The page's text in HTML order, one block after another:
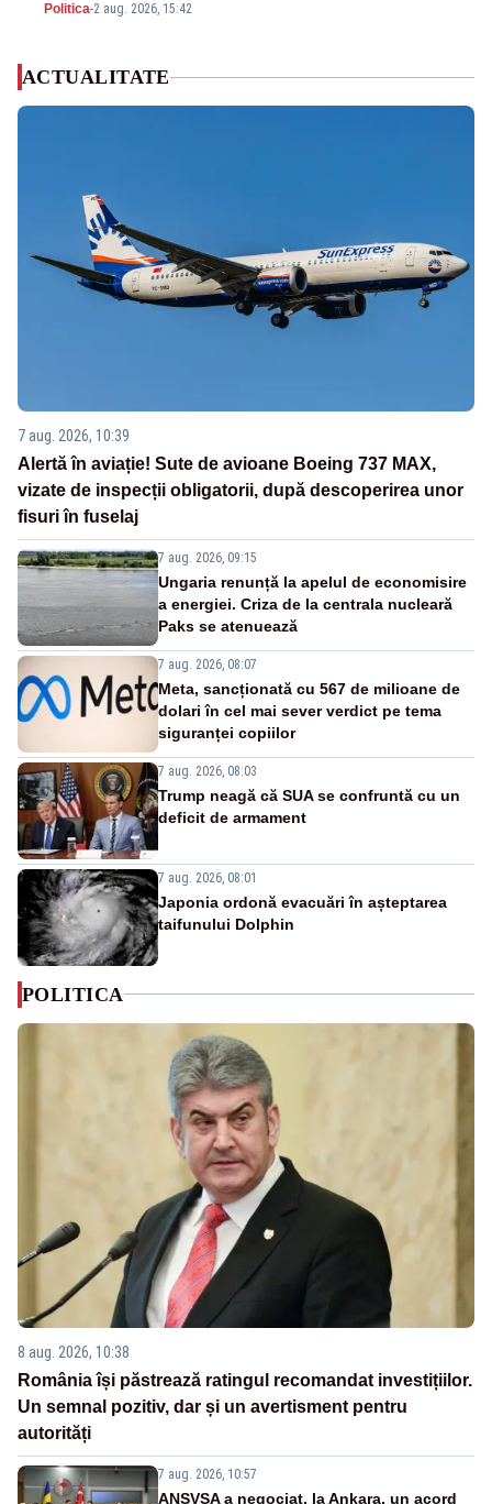
Politica-2 aug. 2026, 15:42
ACTUALITATE
7 aug. 2026, 10:39
Alertă în aviație! Sute de avioane Boeing 737 MAX,
vizate de inspecții obligatorii, după descoperirea unor
fisuri în fuselaj
7 aug. 2026, 09:15
Ungaria renunță la apelul de economisire
a energiei. Criza de la centrala nucleară
Paks se atenuează
7 aug. 2026, 08:07
Meta, sancționată cu 567 de milioane de
dolari în cel mai sever verdict pe tema
siguranței copiilor
7 aug. 2026, 08:03
Trump neagă că SUA se confruntă cu un
deficit de armament
7 aug. 2026, 08:01
Japonia ordonă evacuări în așteptarea
taifunului Dolphin
POLITICA
8 aug. 2026, 10:38
România își păstrează ratingul recomandat investițiilor.
Un semnal pozitiv, dar și un avertisment pentru
autorități
7 aug. 2026, 10:57
ANSVSA a negociat, la Ankara, un acord